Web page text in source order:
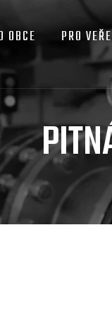
OBCE PRO